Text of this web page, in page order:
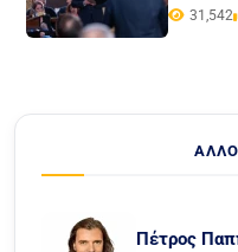
31,542
Πέτρος